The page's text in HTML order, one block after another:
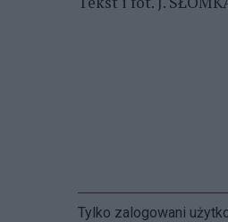
Tylko zalogowani